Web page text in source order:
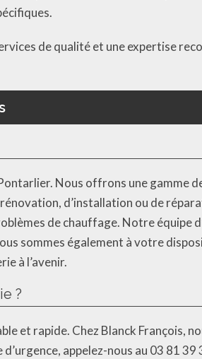
de qualité et une expertise
Nous offrons une gamme
d’installation ou de
de chauffage. Notre équipe
sommes également à votre
à l’avenir.
?
et rapide. Chez Blanck François,
appelez-nous au 03 81 39